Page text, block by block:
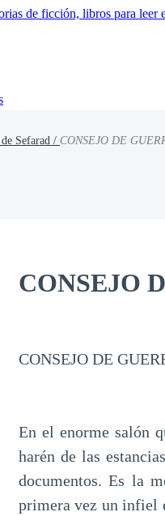
Sefarad / CONSEJO DE
CONSEJO
CONSEJO DE
En el enorme salón
harén de las
documentos. Es la
primera vez un infiel